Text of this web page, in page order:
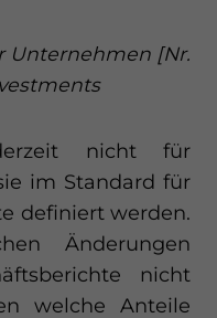
Unternehmen [Nr.
nicht für
im Standard für
definiert werden.
Änderungen
nicht
welche Anteile